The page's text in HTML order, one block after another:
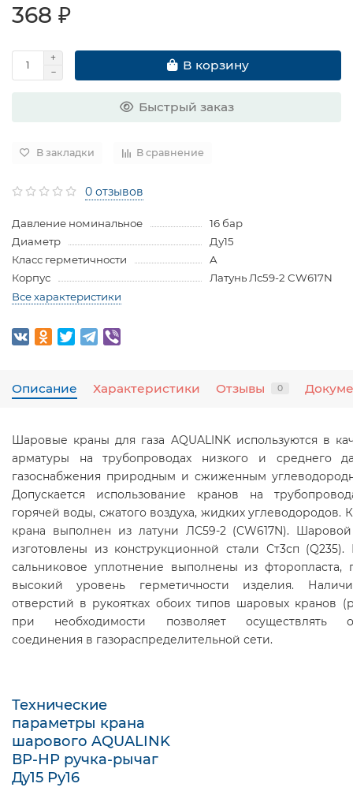
368 ₽
В корзину
Быстрый заказ
В закладки В сравнение
0 отзывов
Давление номинальное
16 бар
Диаметр
Ду15
Класс герметичности
A
Корпус
Латунь Лс59-2 CW617N
Все характеристики
Описание Характеристики Отзывы 0
Шаровые краны для газа AQUALINK используются в
арматуры на трубопроводах низкого и среднего
газоснабжения природным и сжиженным
Допускается использование кранов на
горячей воды, сжатого воздуха, жидких углеводородов.
крана выполнен из латуни ЛС59-2 (CW617N).
изготовлены из конструкционной стали Ст3сп
сальниковое уплотнение выполнены из фторопласта,
высокий уровень герметичности изделия.
отверстий в рукоятках обоих типов шаровых кранов
при необходимости позволяет осуществлять
соединения в газораспределительной сети.
Технические
параметры крана
шарового AQUALINK
ВР-НР ручка-рычаг
Ду15 Ру16